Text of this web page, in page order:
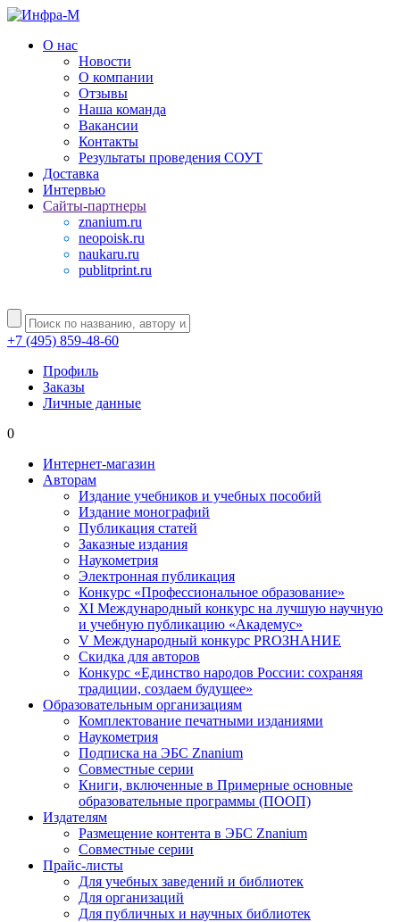
О нас
Новости
О компании
Отзывы
Наша команда
Вакансии
Контакты
Результаты проведения СОУТ
Доставка
Интервью
Сайты-партнеры
znanium.ru
neopoisk.ru
naukaru.ru
publitprint.ru
+7 (495) 859-48-60
Профиль
Заказы
Личные данные
0
Интернет-магазин
Авторам
Издание учебников и учебных пособий
Издание монографий
Публикация статей
Заказные издания
Наукометрия
Электронная публикация
Конкурс «Профессиональное образование»
XI Международный конкурс на лучшую научную
и учебную публикацию «Академус»
V Международный конкурс PROЗНАНИЕ
Скидка для авторов
Конкурс «Единство народов России: сохраняя
традиции, создаем будущее»
Образовательным организациям
Комплектование печатными изданиями
Наукометрия
Подписка на ЭБС Znanium
Совместные серии
Книги, включенные в Примерные основные
образовательные программы (ПООП)
Издателям
Размещение контента в ЭБС Znanium
Совместные серии
Прайс-листы
Для учебных заведений и библиотек
Для организаций
Для публичных и научных библиотек